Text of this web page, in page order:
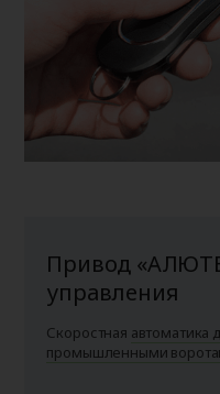
Привод
управления
Скоростная автоматика
промышленными